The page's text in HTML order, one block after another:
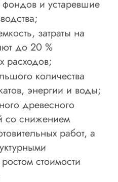
и устаревшие
затраты на
до 20 %
расходов;
количества
энергии и воды;
древесного
со снижением
работ, а
стоимости